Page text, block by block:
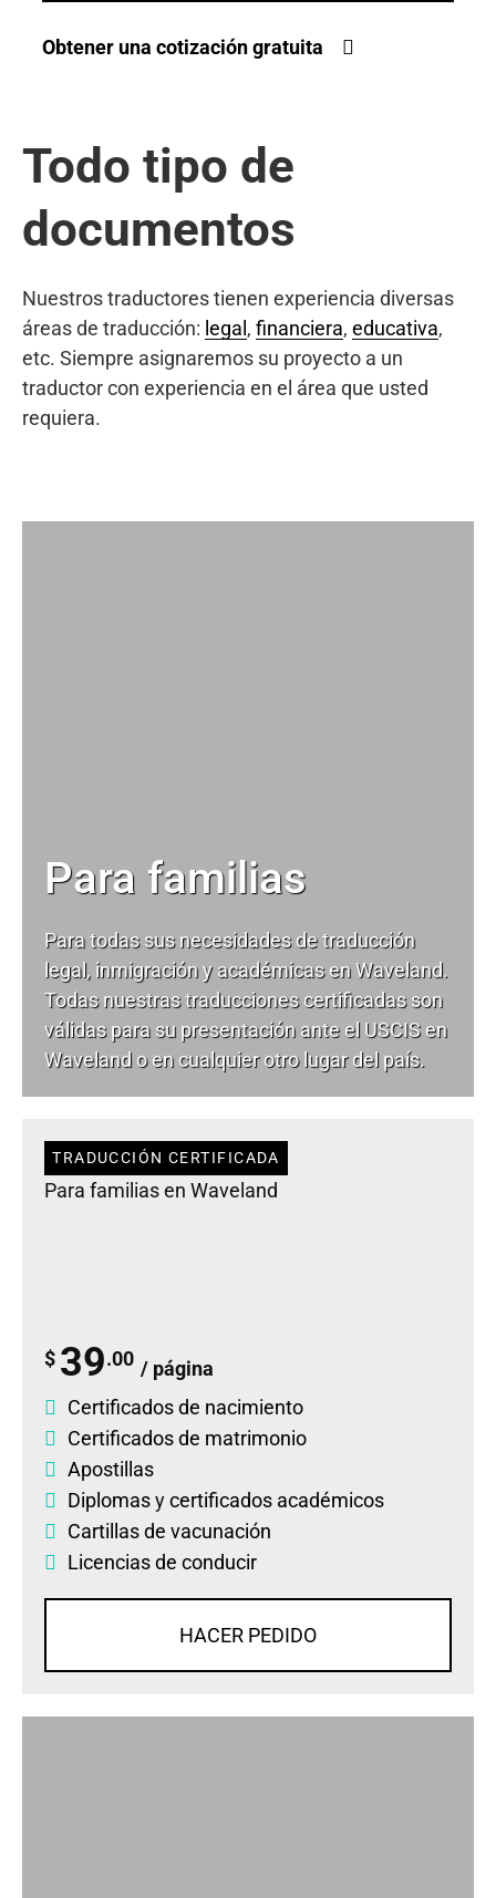
Obtener una cotización gratuita
Todo tipo de
documentos
Nuestros traductores tienen experiencia diversas
áreas de traducción: legal , financiera, educativa,
etc. Siempre asignaremos su proyecto a un
traductor con experiencia en el área que usted
requiera.
Para familias
Para todas sus necesidades detraducción
legal, inmigración y académicas en Waveland.
Todas nuestras traducciones certificadas son
válidas para su presentación ante el USCIS en
Waveland o en cualquier otro lugar del país.
TRADUCCIÓN CERTIFICADA
Para familias en Waveland
$ 39.00 / página
Certificados de nacimiento
Certificados de matrimonio
Apostillas
Diplomasycertificados académicos
Cartillas de vacunación
Licencias de conducir
HACER PEDIDO